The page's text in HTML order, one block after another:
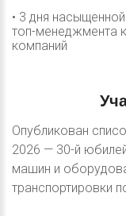
• 3 дня
топ-менеджмента
компаний
Опубликован
2026 — 30-й
машин и
транспортировки